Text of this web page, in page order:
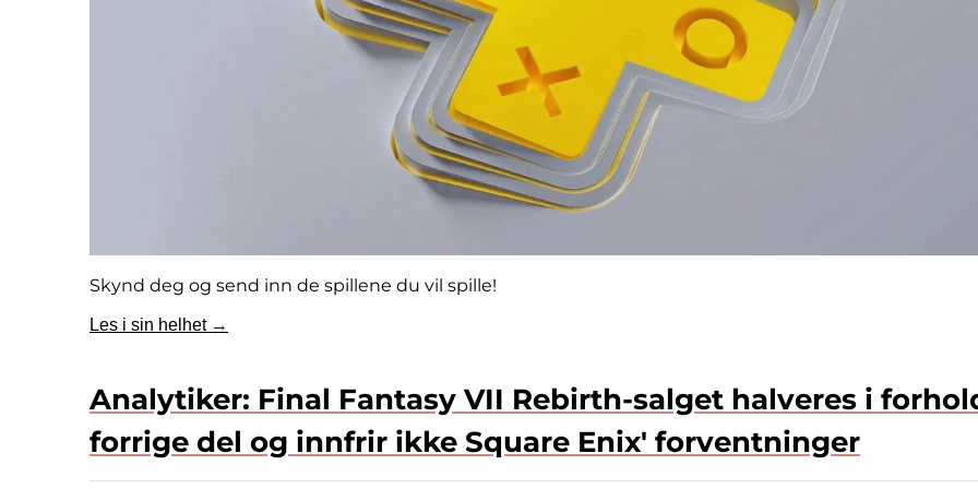
Skynd deg og send inn de spillene du vil spille!
Les i sin helhet →
Analytiker: Final Fantasy VII Rebirth-salget halveres i
forrige del og innfrir ikke Square Enix' forventninger